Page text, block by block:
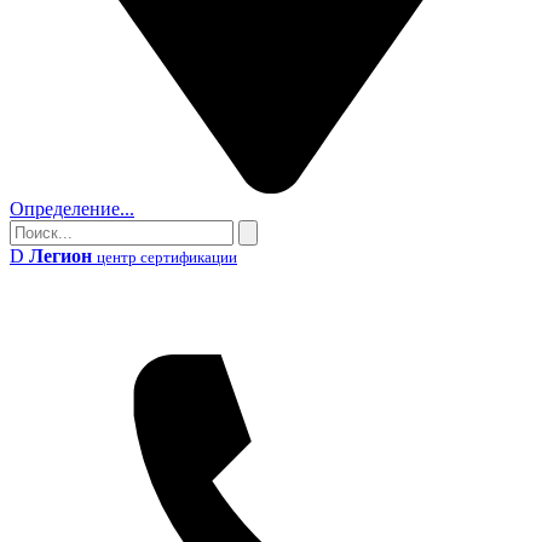
Определение...
Поиск
Поиск
D Легион центр сертификации